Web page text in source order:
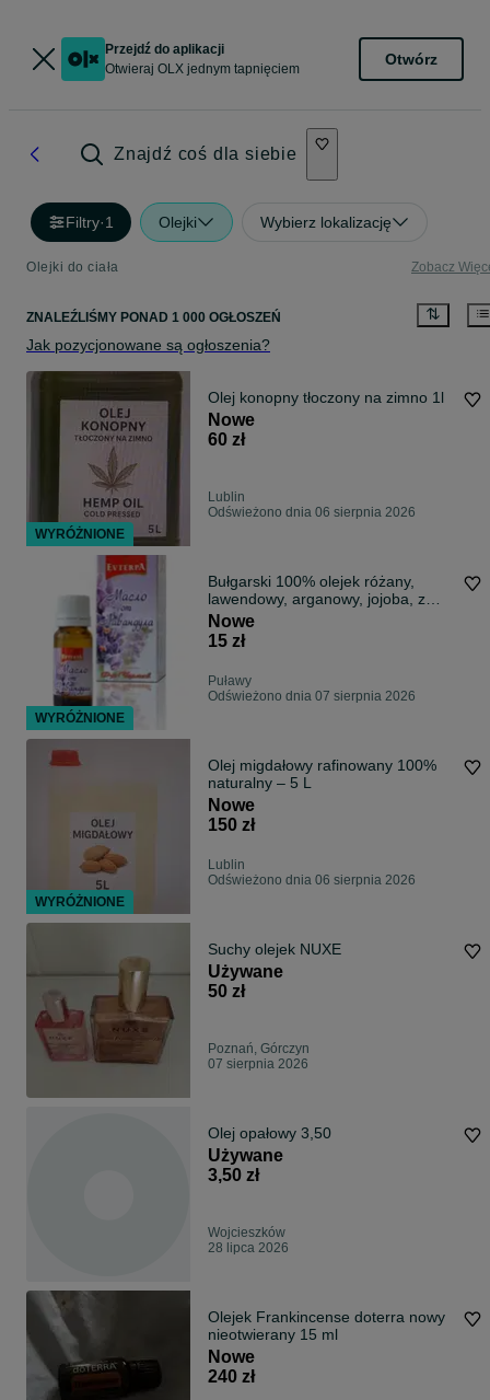
Przejdź do aplikacji
Otwieraj OLX jednym tapnięciem
Otwórz
Znajdź coś dla siebie
Filtry·1 Olejki Wybierz lokalizację
Olejki do ciała Zobacz
ZNALEŹLIŚMY PONAD 1 000 OGŁOSZEŃ
Jak pozycjonowane są ogłoszenia?
Olej konopny tłoczony na zimno 1l
Nowe
60 zł
Lublin
Odświeżono dnia 06 sierpnia 2026
Bułgarski 100% olejek różany,
lawendowy, arganowy, jojoba, z
dzikiej róży i inne
Nowe
15 zł
Puławy
Odświeżono dnia 07 sierpnia 2026
Olej migdałowy rafinowany 100%
naturalny – 5 L
Nowe
150 zł
Lublin
Odświeżono dnia 06 sierpnia 2026
Suchy olejek NUXE
Używane
50 zł
Poznań, Górczyn
07 sierpnia 2026
Olej opałowy 3,50
Używane
3,50 zł
Wojcieszków
28 lipca 2026
Olejek Frankincense doterra nowy
nieotwierany 15 ml
Nowe
240 zł
WYRÓŻNIONE
WYRÓŻNIONE
WYRÓŻNIONE